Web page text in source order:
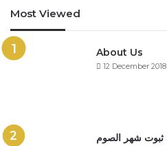
Most Viewed
About Us
12 December 2018